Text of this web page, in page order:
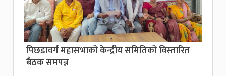
पिछडावर्ग महासभाको केन्द्रीय समितिको विस्तारित
बैठक समपन्न